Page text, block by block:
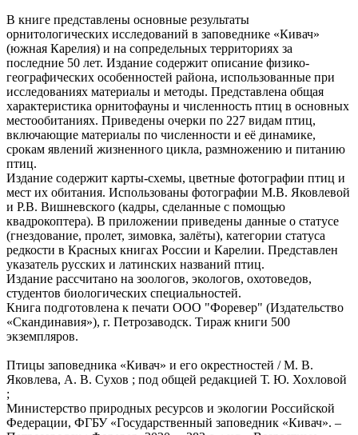
В книге представлены основные результаты
орнитологических исследований в заповеднике «Кивач»
(южная Карелия) и на сопредельных территориях за
последние 50 лет. Издание содержит описание физико-
географических особенностей района, использованные при
исследованиях материалы и методы. Представлена общая
характеристика орнитофауны и численность птиц в основных
местообитаниях. Приведены очерки по 227 видам птиц,
включающие материалы по численности и её динамике,
срокам явлений жизненного цикла, размножению и питанию
птиц.
Издание содержит карты-схемы, цветные фотографии птиц и
мест их обитания. Использованы фотографии М.В. Яковлевой
и Р.В. Вишневского (кадры, сделанные с помощью
квадрокоптера). В приложении приведены данные о статусе
(гнездование, пролет, зимовка, залёты), категории статуса
редкости в Красных книгах России и Карелии. Представлен
указатель русских и латинских названий птиц.
Издание рассчитано на зоологов, экологов, охотоведов,
студентов биологических специальностей.
Книга подготовлена к печати ООО "Форевер" (Издательство
«Скандинавия»), г. Петрозаводск. Тираж книги 500
экземпляров.
Птицы заповедника «Кивач» и его окрестностей / М. В.
Яковлева, А. В. Сухов ; под общей редакцией Т. Ю. Хохловой
;
Министерство природных ресурсов и экологии Российской
Федерации, ФГБУ «Государственный заповедник «Кивач». –